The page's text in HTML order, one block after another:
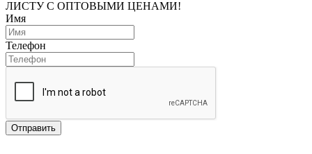
ЛИСТУ С ОПТОВЫМИ ЦЕНАМИ!
Имя
Телефон
Отправить